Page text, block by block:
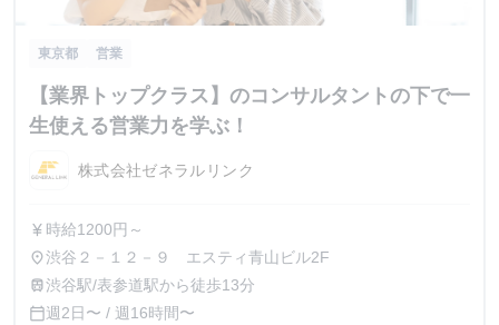
東京都 営業
【業界トップクラス】のコンサルタントの下で一
生使える営業力を学ぶ！
株式会社ゼネラルリンク
currency_yen 時給1200円～
place渋谷２－１２－９ エスティ青山ビル2F
train渋谷駅/表参道駅から徒歩13分
calendar_today週2日〜 / 週16時間〜